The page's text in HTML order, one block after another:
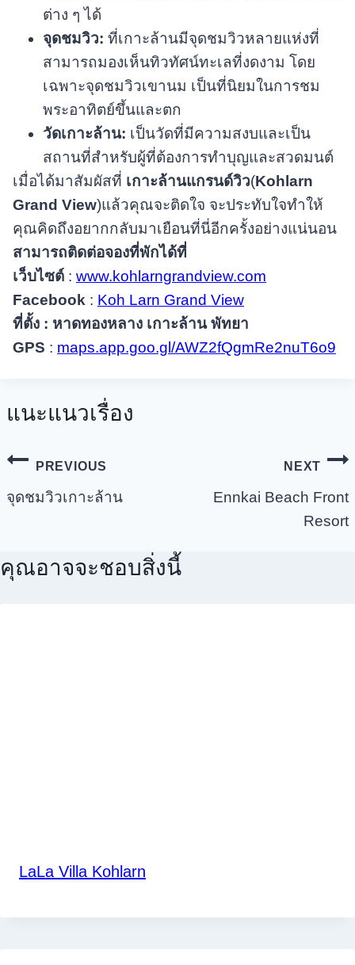
ต่าง ๆ ได้
จุดชมวิว: ที่เกาะล้านมีจุดชมวิวหลายแห่งที่
สามารถมองเห็นทิวทัศน์ทะเลที่งดงาม โดย
เฉพาะจุดชมวิวเขานม เป็นที่นิยมในการชม
พระอาทิตย์ขึ้นและตก
วัดเกาะล้าน: เป็นวัดที่มีความสงบและเป็น
สถานที่สำหรับผู้ที่ต้องการทำบุญและสวดมนต์
เมื่อได้มาสัมผัสที่ เกาะล้านแกรนด์วิว(Kohlarn
Grand View)แล้วคุณจะติดใจ จะประทับใจทำให้
คุณคิดถึงอยากกลับมาเยือนที่นี่อีกครั้งอย่างแน่นอน
สามารถติดต่อจองที่พักได้ที่
เว็บไซต์ : www.kohlarngrandview.com
Facebook : Koh Larn Grand View
ที่ตั้ง : หาดทองหลาง เกาะล้าน พัทยา
GPS : maps.app.goo.gl/AWZ2fQgmRe2nuT6o9
แนะแนวเรื่อง
PREVIOUS
จุดชมวิวเกาะล้าน
NEXT
Ennkai Beach Front
Resort
คุณอาจจะชอบสิ่งนี้
LaLa Villa Kohlarn